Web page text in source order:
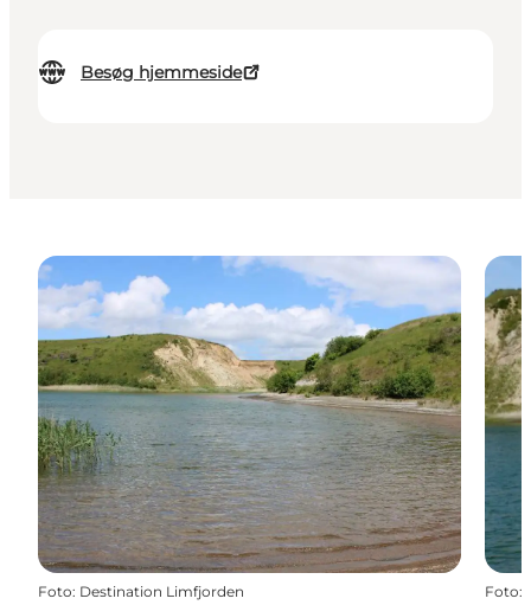
Besøg hjemmeside
Foto: Destination Limfjorden Foto: